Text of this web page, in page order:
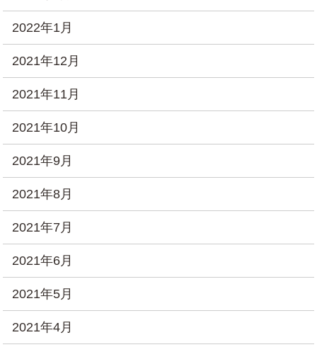
2022年1月
2021年12月
2021年11月
2021年10月
2021年9月
2021年8月
2021年7月
2021年6月
2021年5月
2021年4月